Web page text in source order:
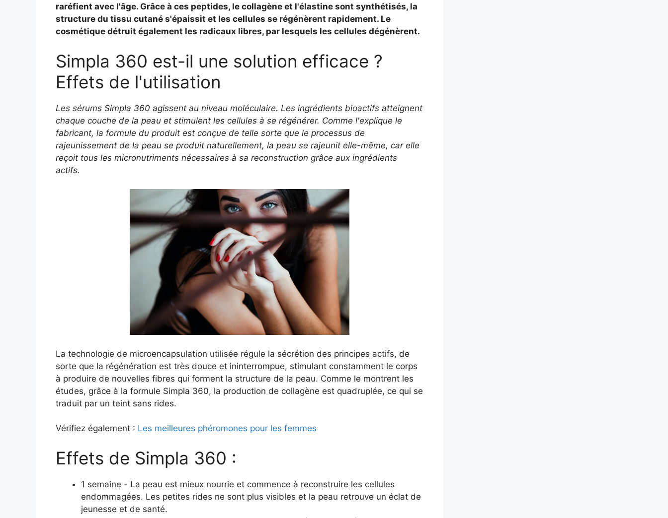
raréfient avec l'âge. Grâce à ces peptides, le collagène et l'élastine sont synthétisés, la
structure du tissu cutané s'épaissit et les cellules se régénèrent rapidement. Le
cosmétique détruit également les radicaux libres, par lesquels les cellules dégénèrent.
Simpla 360 est-il une solution efficace ?
Effets de l'utilisation
Les sérums Simpla 360 agissent au niveau moléculaire. Les ingrédients bioactifs atteignent
chaque couche de la peau et stimulent les cellules à se régénérer. Comme l'explique le
fabricant, la formule du produit est conçue de telle sorte que le processus de
rajeunissement de la peau se produit naturellement, la peau se rajeunit elle-même, car elle
reçoit tous les micronutriments nécessaires à sa reconstruction grâce aux ingrédients
actifs.
La technologie de microencapsulation utilisée régule la sécrétion des principes actifs, de
sorte que la régénération est très douce et ininterrompue, stimulant constamment le corps
à produire de nouvelles fibres qui forment la structure de la peau. Comme le montrent les
études, grâce à la formule Simpla 360, la production de collagène est quadruplée, ce qui se
traduit par un teint sans rides.
Vérifiez également : Les meilleures phéromones pour les femmes
Effets de Simpla 360 :
1 semaine - La peau est mieux nourrie et commence à reconstruire les cellules
endommagées. Les petites rides ne sont plus visibles et la peau retrouve un éclat de
jeunesse et de santé.